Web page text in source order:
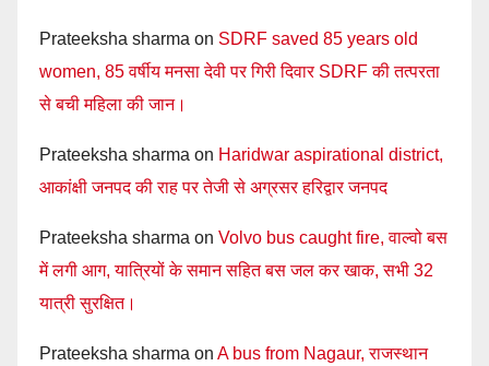
Prateeksha sharma on SDRF saved 85 years old
women, 85 वर्षीय मनसा देवी पर गिरी दिवार SDRF की तत्परता
से बची महिला की जान।
Prateeksha sharma on Haridwar aspirational district,
आकांक्षी जनपद की राह पर तेजी से अग्रसर हरिद्वार जनपद
Prateeksha sharma on Volvo bus caught fire, वाल्वो बस
में लगी आग, यात्रियों के समान सहित बस जल कर खाक, सभी 32
यात्री सुरक्षित।
Prateeksha sharma on A bus from Nagaur, राजस्थान